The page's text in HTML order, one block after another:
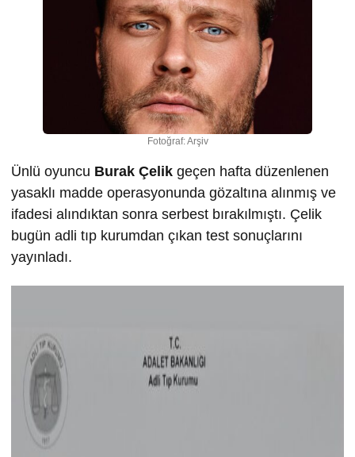
Fotoğraf: Arşiv
Ünlü oyuncu Burak Çelik geçen hafta düzenlenen
yasaklı madde operasyonunda gözaltına alınmış ve
ifadesi alındıktan sonra serbest bırakılmıştı. Çelik
bugün adli tıp kurumdan çıkan test sonuçlarını
yayınladı.